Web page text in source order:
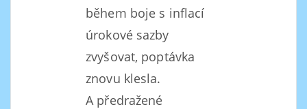
během boje s inflací
úrokové sazby
zvyšovat, poptávka
znovu klesla.
A předražené